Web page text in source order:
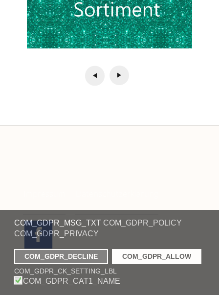
COM_GDPR_MSG_TXT COM_GDPR_POLICY
COM_GDPR_PRIVACY
COM_GDPR_DECLINE
COM_GDPR_ALLOW
COM_GDPR_CK_SETTING_LBL
COM_GDPR_CAT1_NAME